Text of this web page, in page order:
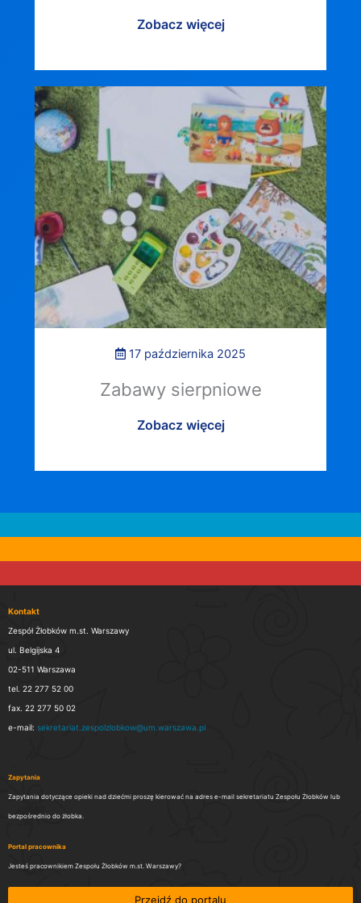
Zobacz więcej
17 października 2025
Zabawy sierpniowe
Zobacz więcej
Kontakt
Zespół Żłobków m.st. Warszawy
ul. Belgijska 4
02-511 Warszawa
tel. 22 277 52 00
fax. 22 277 50 02
e-mail: sekretariat.zespolzlobkow@um.warszawa.pl
Zapytania
Zapytania dotyczące opieki nad dziećmi proszę kierować na adres e-mail sekretariatu Zespołu Żłobków lub
bezpośrednio do żłobka.
Portal pracownika
Jesteś pracownikiem Zespołu Żłobków m.st. Warszawy?
Przejdź do portalu